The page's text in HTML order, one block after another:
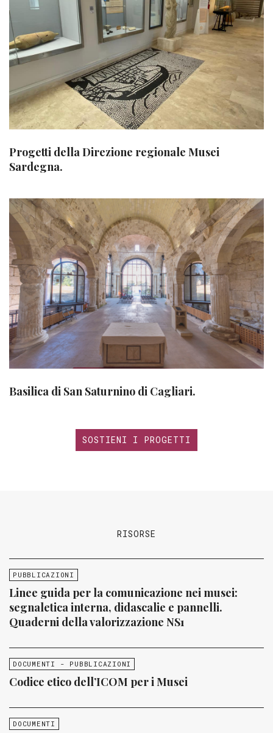
Progetti della Direzione regionale Musei
Sardegna.
Basilica di San Saturnino di Cagliari.
SOSTIENI I PROGETTI
RISORSE
PUBBLICAZIONI
Linee guida per la comunicazione nei musei:
segnaletica interna, didascalie e pannelli.
Quaderni della valorizzazione NS1
DOCUMENTI - PUBBLICAZIONI
Codice etico dell’ICOM per i Musei
DOCUMENTI